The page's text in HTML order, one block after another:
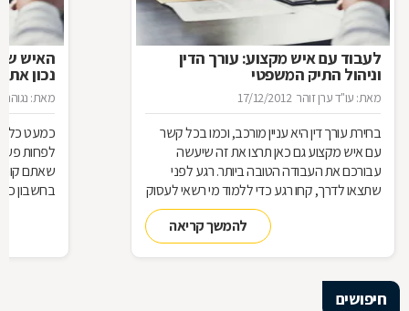
לעבוד עם איש מקצוע: עורך הדין
וניהול התיק המשפטי
מאת: עו"ד ערן זוהר 17/12/2012
בחירת עורך דין היא עניין מורכב, וכמו בכל קשר
עם איש מקצוע גם כאן תרצו את זה שיעשה
עבורכם את העבודה הטובה ביותר. רגע לפני
שתצאו לדרך, קחו רגע כדי ללמוד מי רשאי לעסוק
בעריכת דין ומה הידע הבסיסי הנדרש כדי לטפל
להמשך קריאה
האיש
נכון את
מאת: נגוהה
כמעט כל
לפחות
שאתם
בחשבון
חיפושים